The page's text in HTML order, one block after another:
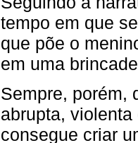
tempo em que
que põe o
em uma
Sempre, porém,
abrupta,
consegue criar